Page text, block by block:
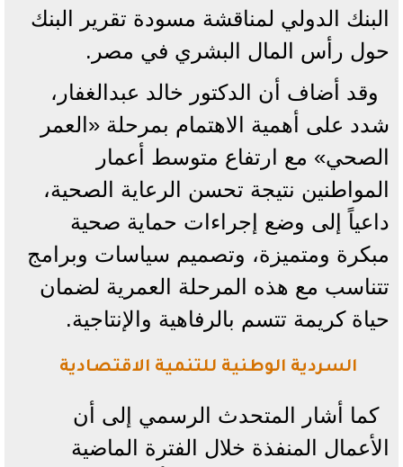
البنك الدولي لمناقشة مسودة تقرير البنك
حول رأس المال البشري في مصر.
وقد أضاف أن الدكتور خالد عبدالغفار،
شدد على أهمية الاهتمام بمرحلة «العمر
الصحي» مع ارتفاع متوسط أعمار
المواطنين نتيجة تحسن الرعاية الصحية،
داعياً إلى وضع إجراءات حماية صحية
مبكرة ومتميزة، وتصميم سياسات وبرامج
تتناسب مع هذه المرحلة العمرية لضمان
حياة كريمة تتسم بالرفاهية والإنتاجية.
السردية الوطنية للتنمية الاقتصادية
كما أشار المتحدث الرسمي إلى أن
الأعمال المنفذة خلال الفترة الماضية